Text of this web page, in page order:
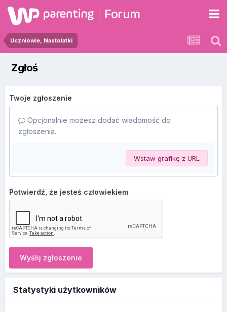
Forum
Uczniowie, Nastolatki
Zgłoś
Twoje zgłoszenie
Opcjonalnie możesz dodać wiadomość do
zgłoszenia.
Wstaw grafikę z URL
Potwierdź, że jesteś człowiekiem
Wyślij zgłoszenie
Statystyki użytkowników